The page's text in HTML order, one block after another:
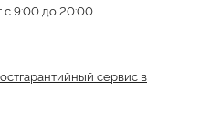
с 9:00 до 20:00
сервис в